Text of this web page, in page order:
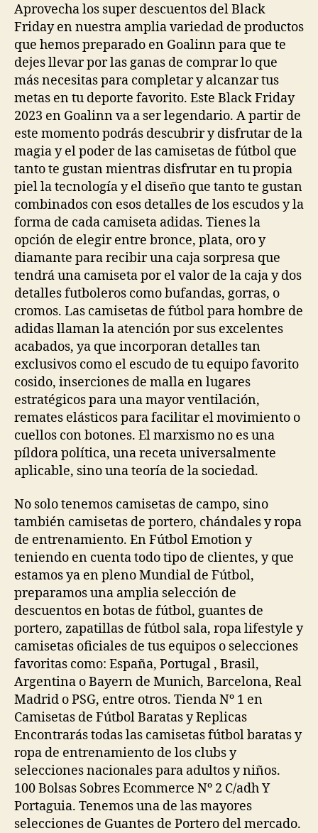
Aprovecha los super descuentos del Black
Friday en nuestra amplia variedad de productos
que hemos preparado en Goalinn para que te
dejes llevar por las ganas de comprar lo que
más necesitas para completar y alcanzar tus
metas en tu deporte favorito. Este Black Friday
2023 en Goalinn va a ser legendario. A partir de
este momento podrás descubrir y disfrutar de la
magia y el poder de las camisetas de fútbol que
tanto te gustan mientras disfrutar en tu propia
piel la tecnología y el diseño que tanto te gustan
combinados con esos detalles de los escudos y la
forma de cada camiseta adidas. Tienes la
opción de elegir entre bronce, plata, oro y
diamante para recibir una caja sorpresa que
tendrá una camiseta por el valor de la caja y dos
detalles futboleros como bufandas, gorras, o
cromos. Las camisetas de fútbol para hombre de
adidas llaman la atención por sus excelentes
acabados, ya que incorporan detalles tan
exclusivos como el escudo de tu equipo favorito
cosido, inserciones de malla en lugares
estratégicos para una mayor ventilación,
remates elásticos para facilitar el movimiento o
cuellos con botones. El marxismo no es una
píldora política, una receta universalmente
aplicable, sino una teoría de la sociedad.
No solo tenemos camisetas de campo, sino
también camisetas de portero, chándales y ropa
de entrenamiento. En Fútbol Emotion y
teniendo en cuenta todo tipo de clientes, y que
estamos ya en pleno Mundial de Fútbol,
preparamos una amplia selección de
descuentos en botas de fútbol, guantes de
portero, zapatillas de fútbol sala, ropa lifestyle y
camisetas oficiales de tus equipos o selecciones
favoritas como: España, Portugal , Brasil,
Argentina o Bayern de Munich, Barcelona, Real
Madrid o PSG, entre otros. Tienda Nº 1 en
Camisetas de Fútbol Baratas y Replicas
Encontrarás todas las camisetas fútbol baratas y
ropa de entrenamiento de los clubs y
selecciones nacionales para adultos y niños.
100 Bolsas Sobres Ecommerce Nº 2 C/adh Y
Portaguia. Tenemos una de las mayores
selecciones de Guantes de Portero del mercado.